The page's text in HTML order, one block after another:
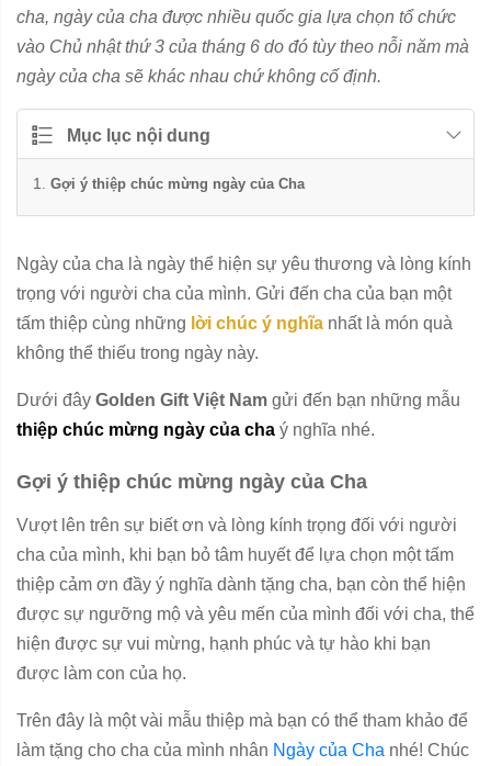
cha, ngày của cha được nhiều quốc gia lựa chọn tổ chức
vào Chủ nhật thứ 3 của tháng 6 do đó tùy theo nỗi năm mà
ngày của cha sẽ khác nhau chứ không cố định.
Mục lục nội dung
Gợi ý thiệp chúc mừng ngày của Cha
Ngày của cha là ngày thể hiện sự yêu thương và lòng kính
trọng với người cha của mình. Gửi đến cha của bạn một
tấm thiệp cùng những lời chúc ý nghĩa nhất là món quà
không thể thiếu trong ngày này.
Dưới đây Golden Gift Việt Nam gửi đến bạn những mẫu
thiệp chúc mừng ngày của cha ý nghĩa nhé.
Gợi ý thiệp chúc mừng ngày của Cha
Vượt lên trên sự biết ơn và lòng kính trọng đối với người
cha của mình, khi bạn bỏ tâm huyết để lựa chọn một tấm
thiệp cảm ơn đầy ý nghĩa dành tặng cha, bạn còn thể hiện
được sự ngưỡng mộ và yêu mến của mình đối với cha, thể
hiện được sự vui mừng, hạnh phúc và tự hào khi bạn
được làm con của họ.
Trên đây là một vài mẫu thiệp mà bạn có thể tham khảo để
làm tặng cho cha của mình nhân Ngày của Cha nhé! Chúc